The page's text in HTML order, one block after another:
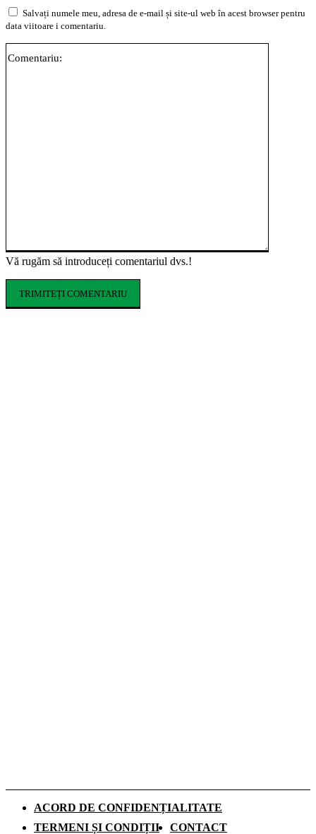
Vă rugăm să introduceți comentariul dvs.!
Salvați numele meu, adresa de e-mail și site-ul web în acest browser pentru
data viitoare i comentariu.
ACORD DE CONFIDENȚIALITATE
TERMENI ȘI CONDIȚII
CONTACT